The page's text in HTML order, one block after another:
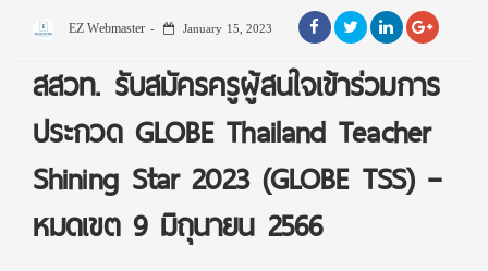
EZ Webmaster January 15, 2023
สสวท. รับสมัครครูผู้สนใจเข้าร่วมการ
ประกวด GLOBE Thailand Teacher
Shining Star 2023 (GLOBE TSS) –
หมดเขต 9 มิถุนายน 2566